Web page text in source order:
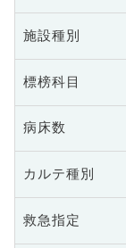
施設種別
標榜科目
病床数
カルテ種別
救急指定